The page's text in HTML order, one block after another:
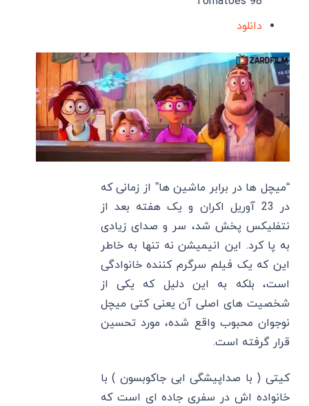
دانلود
“میچل ‌ها در برابر ماشین ‌ها” از زمانی که
در 23 آوریل اکران و یک هفته بعد از
نتفلیکس پخش شد، سر و صدای زیادی
به پا کرد. این انیمیشن نه تنها به خاطر
این که یک فیلم سرگرم کننده خانوادگی
است، بلکه به این دلیل که یکی از
شخصیت های اصلی آن یعنی کتی میچل
نوجوان محبوب واقع شده، مورد تحسین
قرار گرفته است.
کیتی ( با صداپیشگی ابی جاکوبسون ) با
خانواده ‌اش در سفری جاده ‌ای است که